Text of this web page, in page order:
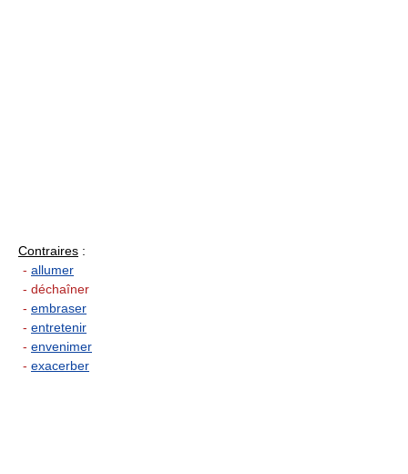
Contraires :
- allumer
- déchaîner
- embraser
- entretenir
- envenimer
- exacerber